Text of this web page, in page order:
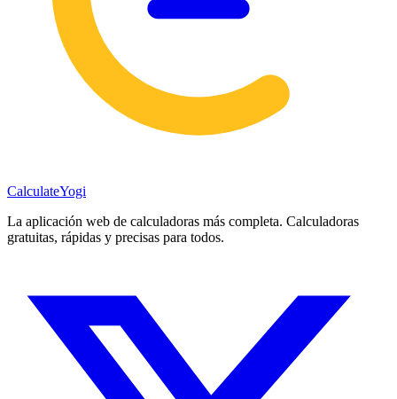
CalculateYogi
La aplicación web de calculadoras más completa. Calculadoras
gratuitas, rápidas y precisas para todos.